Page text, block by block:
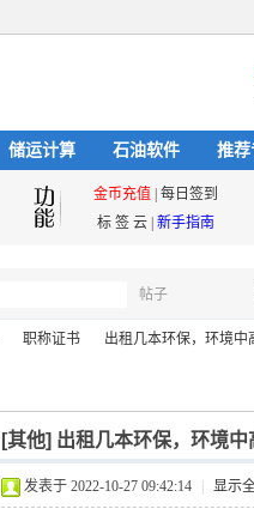
储运计算 石油软件 推荐
金币充值 每日签到
标 签 云 新手指南
帖子
搜
索
职称证书
›
出租几本环保，环境中
[其他] 出租几本环保，环境中
发表于 2022-10-27 09:42:14 显示